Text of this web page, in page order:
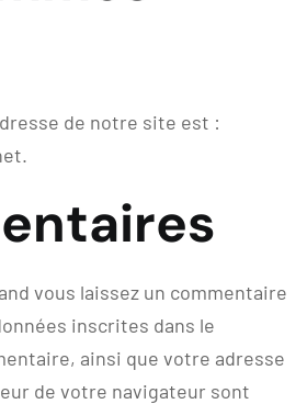
de notre site est :
vous laissez un commentaire
inscrites dans le
ainsi que votre adresse
de votre navigateur sont